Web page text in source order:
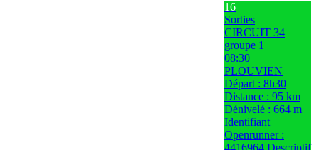
16
Sorties
CIRCUIT 34
groupe 1
08:30
PLOUVIEN
Départ : 8h30
Distance : 95 km
Dénivelé : 664 m
Identifiant
Openrunner :